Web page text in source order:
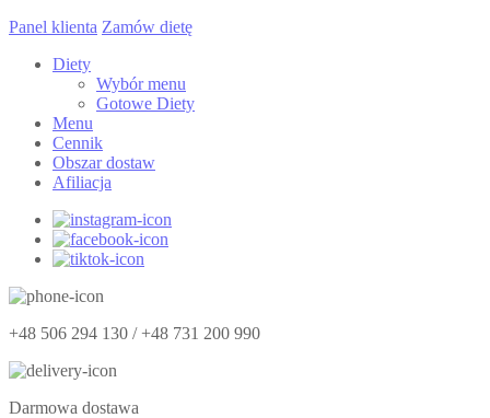
Panel klienta Zamów dietę
Diety
Wybór menu
Gotowe Diety
Menu
Cennik
Obszar dostaw
Afiliacja
+48 506 294 130 / +48 731 200 990
Darmowa dostawa